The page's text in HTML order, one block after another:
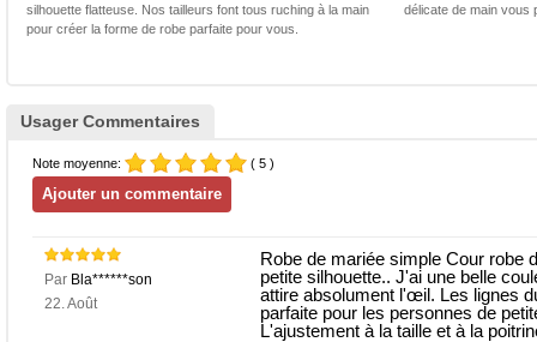
silhouette flatteuse. Nos tailleurs font tous ruching à la main
pour créer la forme de robe parfaite pour vous.
délicate de main vous
Usager Commentaires
Note moyenne: ( 5 )
Par Bla******son
22. Août
Robe de mariée simple Cour robe
petite silhouette.. J'ai une belle
attire absolument l'œil. Les lignes
parfaite pour les personnes de
L'ajustement à la taille et à la